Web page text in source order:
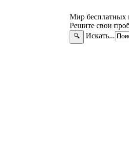
Мир бесплатных
Решите свои
🔍 Искать...